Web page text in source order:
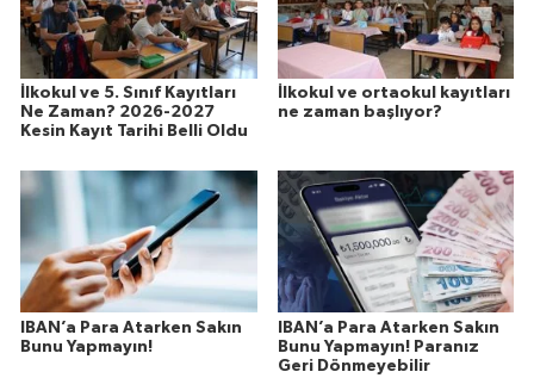
İlkokul ve 5. Sınıf Kayıtları
Ne Zaman? 2026-2027
Kesin Kayıt Tarihi Belli Oldu
İlkokul ve ortaokul kayıtları
ne zaman başlıyor?
IBAN’a Para Atarken Sakın
Bunu Yapmayın!
IBAN’a Para Atarken Sakın
Bunu Yapmayın! Paranız
Geri Dönmeyebilir